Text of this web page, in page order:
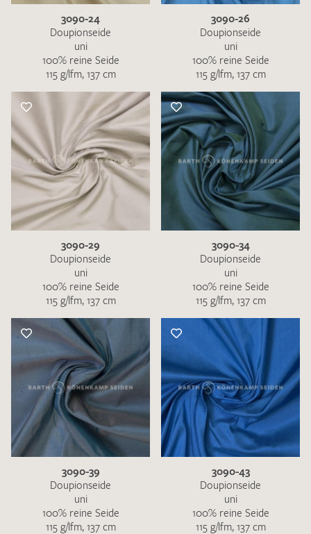
3090-24
Doupionseide
uni
100% reine Seide
115 g/lfm, 137 cm
3090-26
Doupionseide
uni
100% reine Seide
115 g/lfm, 137 cm
3090-29
Doupionseide
uni
100% reine Seide
115 g/lfm, 137 cm
3090-34
Doupionseide
uni
100% reine Seide
115 g/lfm, 137 cm
3090-39
Doupionseide
uni
100% reine Seide
115 g/lfm, 137 cm
3090-43
Doupionseide
uni
100% reine Seide
115 g/lfm, 137 cm